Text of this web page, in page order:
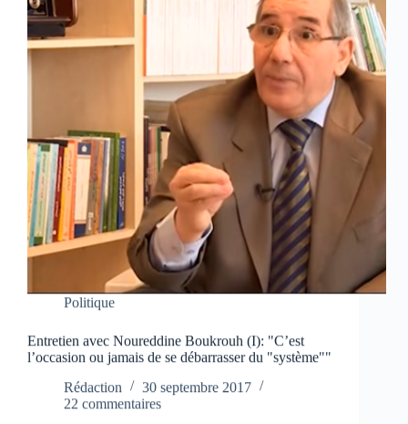
Politique
Entretien avec Noureddine Boukrouh (I): "C’est
l’occasion ou jamais de se débarrasser du "système""
Rédaction
30 septembre 2017
22 commentaires